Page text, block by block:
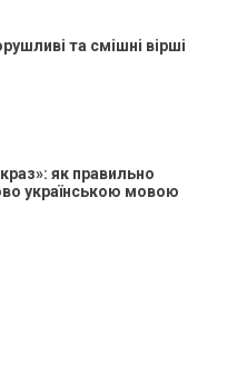
та смішні вірші
як правильно
українською мовою